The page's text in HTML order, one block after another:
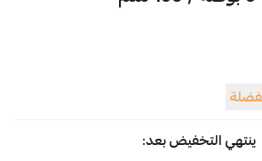
ينتهي التخفيض بعد: